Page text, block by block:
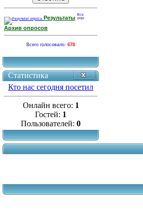
Результаты
Архив опросов
Всего голосовало: 678
Статистика
Кто нас сегодня посетил
Онлайн всего: 1
Гостей: 1
Пользователей: 0